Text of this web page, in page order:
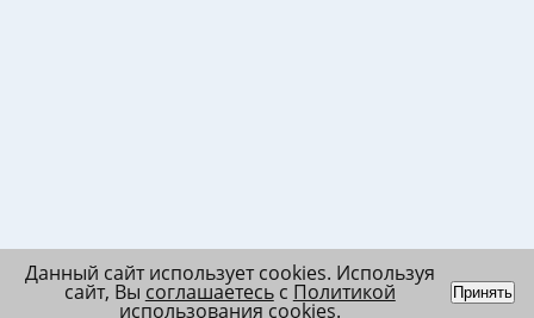
Данный сайт использует cookies. Используя
сайт, Вы соглашаетесьс Политикой
использования cookies.
Принять